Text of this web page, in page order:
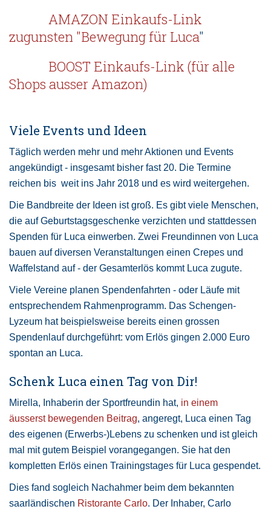
AMAZON Einkaufs-Link
zugunsten "Bewegung für Luca"
BOOST Einkaufs-Link (für alle
Shops ausser Amazon)
Viele Events und Ideen
Täglich werden mehr und mehr Aktionen und Events
angekündigt - insgesamt bisher fast 20. Die Termine
reichen bis weit ins Jahr 2018 und es wird weitergehen.
Die Bandbreite der Ideen ist groß. Es gibt viele Menschen,
die auf Geburtstagsgeschenke verzichten und stattdessen
Spenden für Luca einwerben. Zwei Freundinnen von Luca
bauen auf diversen Veranstaltungen einen Crepes und
Waffelstand auf - der Gesamterlös kommt Luca zugute.
Viele Vereine planen Spendenfahrten - oder Läufe mit
entsprechendem Rahmenprogramm. Das Schengen-
Lyzeum hat beispielsweise bereits einen grossen
Spendenlauf durchgeführt: vom Erlös gingen 2.000 Euro
spontan an Luca.
Schenk Luca einen Tag von Dir!
Mirella, Inhaberin der Sportfreundin hat, in einem
äusserst bewegenden Beitrag, angeregt, Luca einen Tag
des eigenen (Erwerbs-)Lebens zu schenken und ist gleich
mal mit gutem Beispiel vorangegangen. Sie hat den
kompletten Erlös einen Trainingstages für Luca gespendet.
Dies fand sogleich Nachahmer beim dem bekannten
saarländischen Ristorante Carlo. Der Inhaber, Carlo